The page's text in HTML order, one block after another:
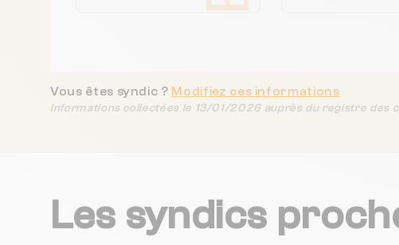
Vous êtes syndic ? Modifiez ces informations
Informations collectées le 13/01/2026 auprès du registre des
Les syndics